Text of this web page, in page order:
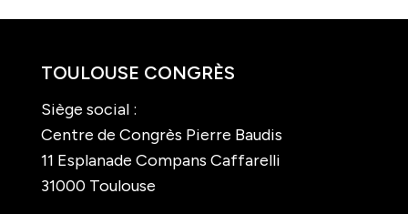
TOULOUSE CONGRÈS
Siège social :
Centre de Congrès Pierre Baudis
11 Esplanade Compans Caffarelli
31000 Toulouse